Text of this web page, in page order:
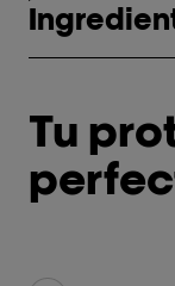
Tu